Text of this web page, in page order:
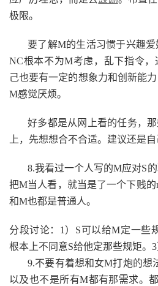
极限。
要了解M的生活习惯于兴趣
NC根本不为M考虑，乱下指令
己也要有一定的想象力和创新能
M感觉厌烦。
好多都是从网上看的任务，
上，先想想合不合适。建议还是自
8.我看过一个人写的M应对S
把M当人看，就当是了一个下贱
和M也都是普通人。
分段讨论：1）S可以给M定一些
根本上不同意S给他定那些规矩。3
9.不要有着想和女M打炮的想
以及也不是所有M都有那需求。